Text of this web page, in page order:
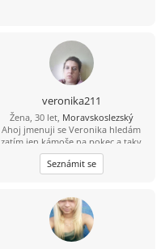
veronika211
Žena, 30 let, Moravskoslezský
Ahoj jmenuji se Veronika hledám
zatím jen kámoše na pokec a taky
občas se sejít a pokecat naživo, můj
fb Veronika Kotasová mám tam dvě
děti na fotce těším se na odpovědi
Seznámit se